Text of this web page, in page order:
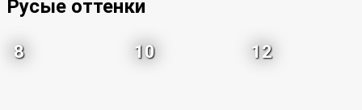
Русые оттенки
8 10 12